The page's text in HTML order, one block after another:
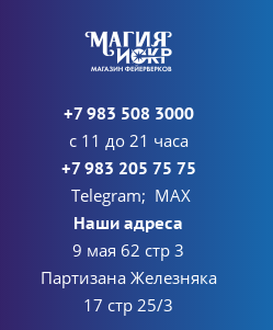
+7 983 508 3000
с 11 до 21 часа
+7 983 205 75 75
Telegram; MAX
Наши адреса
9 мая 62 стр 3
Партизана Железняка
17 стр 25/3